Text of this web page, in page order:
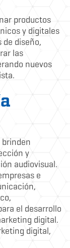
productos
y digitales
diseño,
las
nuevos
brinden
y
audiovisual.
e
el desarrollo
digital.
digital,